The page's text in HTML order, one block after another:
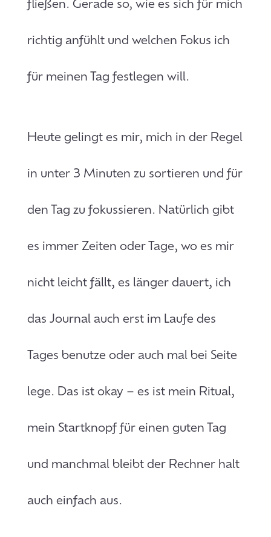
fließen. Gerade so, wie es sich für mich
richtig anfühlt und welchen Fokus ich
für meinen Tag festlegen will.
Heute gelingt es mir, mich in der Regel
in unter 3 Minuten zu sortieren und für
den Tag zu fokussieren. Natürlich gibt
es immer Zeiten oder Tage, wo es mir
nicht leicht fällt, es länger dauert, ich
das Journal auch erst im Laufe des
Tages benutze oder auch mal bei Seite
lege. Das ist okay – es ist mein Ritual,
mein Startknopf für einen guten Tag
und manchmal bleibt der Rechner halt
auch einfach aus.